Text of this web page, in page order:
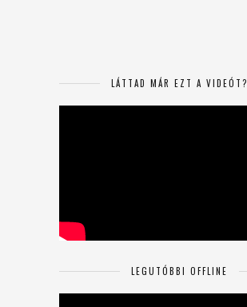
LÁTTAD MÁR EZT A VIDEÓT?
LEGUTÓBBI OFFLINE